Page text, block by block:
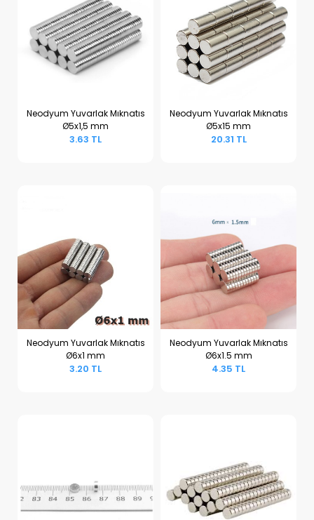
Sepete Ekle
Neodyum Yuvarlak Mıknatıs
Ø5x1,5 mm
3.63 TL
Sepete Ekle
Neodyum Yuvarlak Mıknatıs
Ø5x15 mm
20.31 TL
Sepete Ekle
Neodyum Yuvarlak Mıknatıs
Ø6x1 mm
3.20 TL
Sepete Ekle
Neodyum Yuvarlak Mıknatıs
Ø6x1.5 mm
4.35 TL